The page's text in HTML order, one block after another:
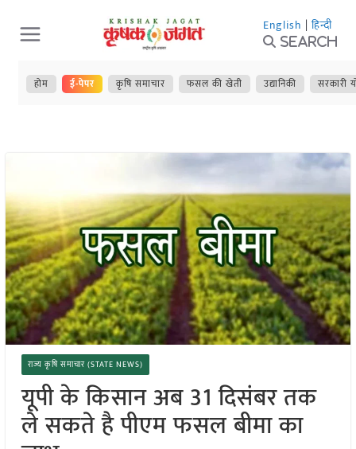
Skip
to
content
English | हिन्दी
Search
होम ई-पेपर कृषि समाचार फसल की खेती उद्यानिकी सरकारी
राज्य कृषि समाचार (STATE NEWS)
यूपी के किसान अब 31 दिसंबर तक
ले सकते है पीएम फसल बीमा का